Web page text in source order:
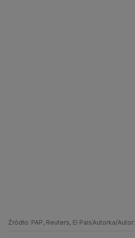
Źródło: PAP, Reuters, El PaisAutorka/